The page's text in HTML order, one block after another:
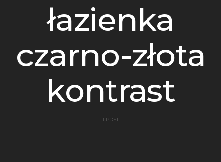
łazienka
czarno-złota
kontrast
1 POST